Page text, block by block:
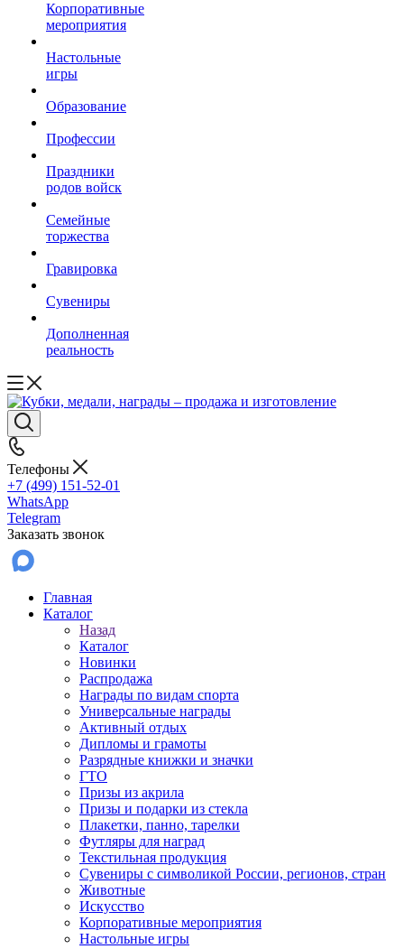
Корпоративные
мероприятия
Настольные
игры
Образование
Профессии
Праздники
родов войск
Семейные
торжества
Гравировка
Сувениры
Дополненная
реальность
Телефоны
+7 (499) 151-52-01
WhatsApp
Telegram
Заказать звонок
Главная
Каталог
Назад
Каталог
Новинки
Распродажа
Награды по видам спорта
Универсальные награды
Активный отдых
Дипломы и грамоты
Разрядные книжки и значки
ГТО
Призы из акрила
Призы и подарки из стекла
Плакетки, панно, тарелки
Футляры для наград
Текстильная продукция
Сувениры с символикой России, регионов, стран
Животные
Искусство
Корпоративные мероприятия
Настольные игры